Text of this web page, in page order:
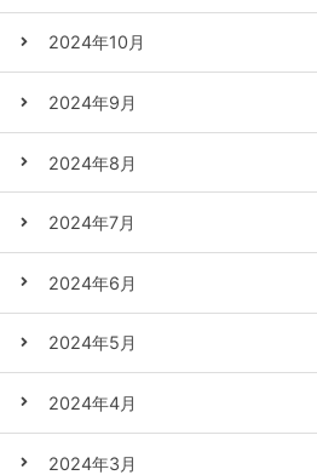
2024年10月
2024年9月
2024年8月
2024年7月
2024年6月
2024年5月
2024年4月
2024年3月